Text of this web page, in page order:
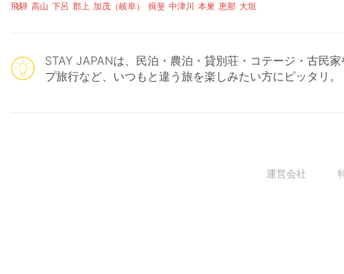
飛騨 高山 下呂 郡上 加茂（岐阜） 揖斐 中津川 本巣 恵那 大垣
STAY JAPANは、民泊・農泊・貸別荘・コテージ・古民
プ旅行など、いつもと違う旅を楽しみたい方にピッタリ。
運営会社